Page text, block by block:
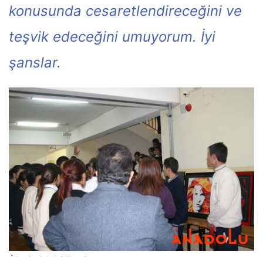
konusunda cesaretlendireceğini ve
teşvik edeceğini umuyorum. İyi
şanslar.